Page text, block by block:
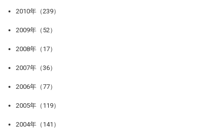
2010年（239）
2009年（52）
2008年（17）
2007年（36）
2006年（77）
2005年（119）
2004年（141）